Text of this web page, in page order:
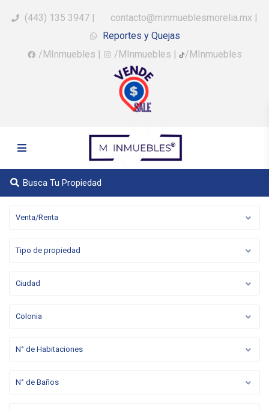
(443) 135 3947 | contacto@minmueblesmorelia.mx |
Reportes y Quejas
/MInmuebles | /MInmuebles | /MInmuebles
Busca Tu Propiedad
Venta/Renta
Tipo de propiedad
Ciudad
Colonia
N° de Habitaciones
N° de Baños